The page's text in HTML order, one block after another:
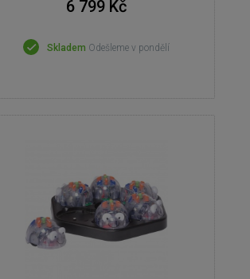
6 799 Kč
Skladem Odešleme v pondělí